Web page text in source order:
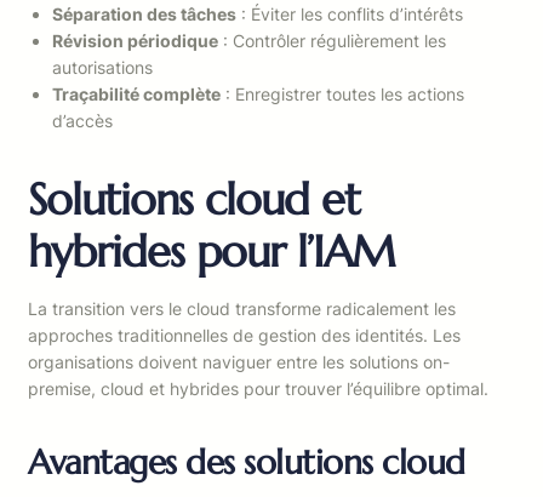
Séparation des tâches : Éviter les conflits d’intérêts
Révision périodique : Contrôler régulièrement les
autorisations
Traçabilité complète : Enregistrer toutes les actions
d’accès
Solutions cloud et
hybrides pour l’IAM
La transition vers le cloud transforme radicalement les
approches traditionnelles de gestion des identités. Les
organisations doivent naviguer entre les solutions on-
premise, cloud et hybrides pour trouver l’équilibre optimal.
Avantages des solutions cloud